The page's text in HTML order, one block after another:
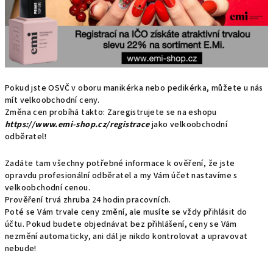
Pokud jste OSVČ v oboru manikérka nebo pedikérka, můžete u nás
mít velkoobchodní ceny.
Změna cen probíhá takto: Zaregistrujete se na eshopu
https://www.emi-shop.cz/registracejako velkoobchodní
odběratel!
Zadáte tam všechny potřebné informace k ověření, že jste
opravdu profesionální odběratel a my Vám účet nastavíme s
velkoobchodní cenou.
Prověření trvá zhruba 24 hodin pracovních.
Poté se Vám trvale ceny změní, ale musíte se vždy přihlásit do
účtu. Pokud budete objednávat bez přihlášení, ceny se Vám
nezmění automaticky, ani dál je nikdo kontrolovat a upravovat
nebude!